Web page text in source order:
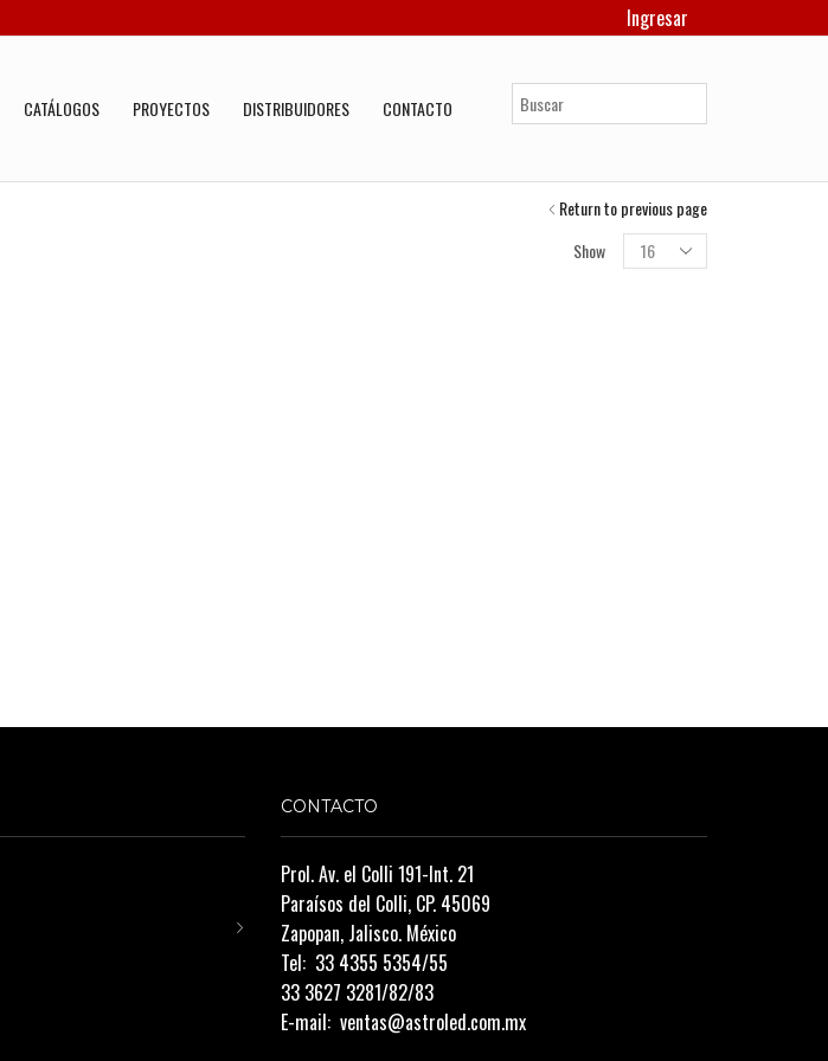
Ingresar
CATÁLOGOS PROYECTOS DISTRIBUIDORES CONTACTO
Return to previous page
Show
Products
per
CONTACTO
Prol. Av. el Colli 191-Int. 21
Paraísos del Colli, CP. 45069
Zapopan, Jalisco. México
Tel: 33 4355 5354/55
33 3627 3281/82/83
E-mail: ventas@astroled.com.mx